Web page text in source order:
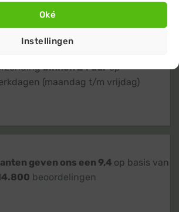
Oké
Instellingen
binnen 24 uurop
(maandag t/m vrijdag)
geven ons een 9,4 op basis van
beoordelingen